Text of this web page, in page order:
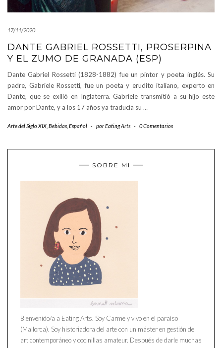
17/11/2020
DANTE GABRIEL ROSSETTI, PROSERPINA
Y EL ZUMO DE GRANADA (ESP)
Dante Gabriel Rossetti (1828-1882) fue un pintor y poeta inglés. Su
padre, Gabriele Rossetti, fue un poeta y erudito italiano, experto en
Dante, que se exilió en Inglaterra. Gabriele transmitió a su hijo este
amor por Dante, y a los 17 años ya traducía su …
Arte del Siglo XIX Bebidas Español - porEating Arts - 0 Comentarios
SOBRE MI
Bienvenido/a a Eating Arts. Soy Carme y vivo en el paraíso
(Mallorca). Soy historiadora del arte con un máster en gestión de
art contemporáneo y cocinillas amateur. Después de darle muchas